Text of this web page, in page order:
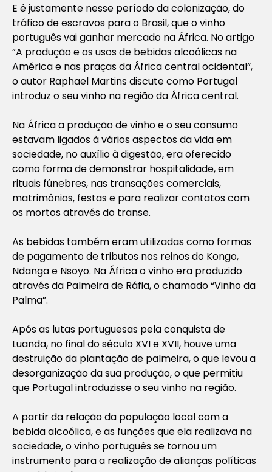
E é justamente nesse período da colonização, do
tráfico de escravos para o Brasil, que o vinho
português vai ganhar mercado na África. No artigo
”A produção e os usos de bebidas alcoólicas na
América e nas praças da África central ocidental”,
o autor Raphael Martins discute como Portugal
introduz o seu vinho na região da África central.
Na África a produção de vinho e o seu consumo
estavam ligados à vários aspectos da vida em
sociedade, no auxílio à digestão, era oferecido
como forma de demonstrar hospitalidade, em
rituais fúnebres, nas transações comerciais,
matrimônios, festas e para realizar contatos com
os mortos através do transe.
As bebidas também eram utilizadas como formas
de pagamento de tributos nos reinos do Kongo,
Ndanga e Nsoyo. Na África o vinho era produzido
através da Palmeira de Ráfia, o chamado “Vinho da
Palma”.
Após as lutas portuguesas pela conquista de
Luanda, no final do século XVI e XVII, houve uma
destruição da plantação de palmeira, o que levou a
desorganização da sua produção, o que permitiu
que Portugal introduzisse o seu vinho na região.
A partir da relação da população local com a
bebida alcoólica, e as funções que ela realizava na
sociedade, o vinho português se tornou um
instrumento para a realização de alianças políticas